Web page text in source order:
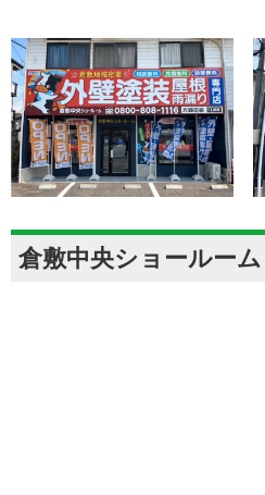
倉敷中央ショールー